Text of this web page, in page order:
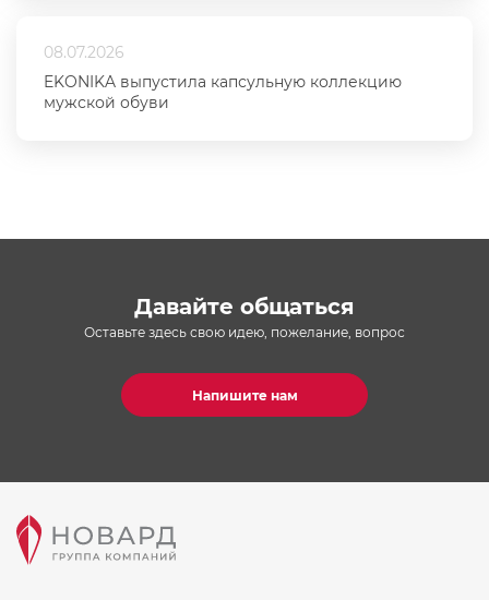
08.07.2026
EKONIKA выпустила капсульную коллекцию
мужской обуви
Давайте общаться
Оставьте здесь свою идею, пожелание, вопрос
Напишите нам